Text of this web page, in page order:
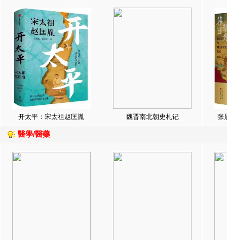
开太平：宋太祖赵匡胤 魏晋南北朝史札记 张
醫學/醫藥